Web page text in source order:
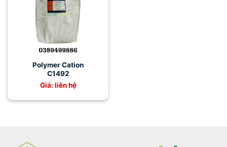
Polymer Cation
C1492
Giá: liên hệ